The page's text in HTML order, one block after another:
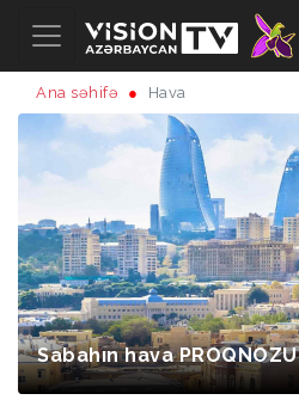
Ana səhifə Hava
Sabahın hava PROQNOZU